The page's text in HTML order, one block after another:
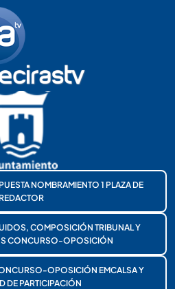
NOMBRAMIENTO 1 PLAZA DE
REDACTOR
COMPOSICIÓN TRIBUNAL Y
CONCURSO-OPOSICIÓN
OPOSICIÓN EMCALSA Y
DE PARTICIPACIÓN